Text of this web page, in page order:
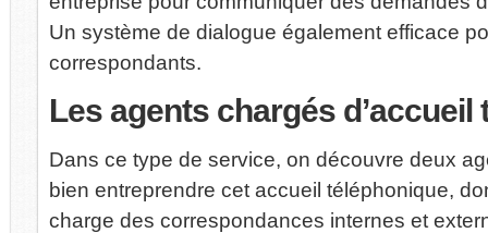
Un système de dialogue également efficace
correspondants.
Les agents chargés d’accueil
Dans ce type de service, on découvre deux
bien entreprendre cet accueil téléphonique,
charge des correspondances internes et